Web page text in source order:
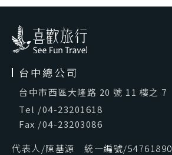
台中總公司
台中市西區大隆路 20 號 11 樓之 7
Tel /04-23201618
Fax /04-23203086
代表人/陳基源 統一編號/54761890